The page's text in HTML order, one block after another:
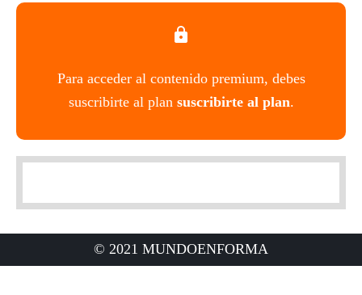
Para acceder al contenido premium, debes
suscribirte al plan suscribirte al plan.
© 2021 MUNDOENFORMA